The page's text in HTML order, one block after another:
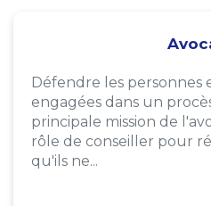
Défendre les personnes
engagées dans un
principale mission de
rôle de conseiller pour
qu'ils ne...